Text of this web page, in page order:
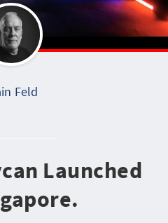
Feld
Launched